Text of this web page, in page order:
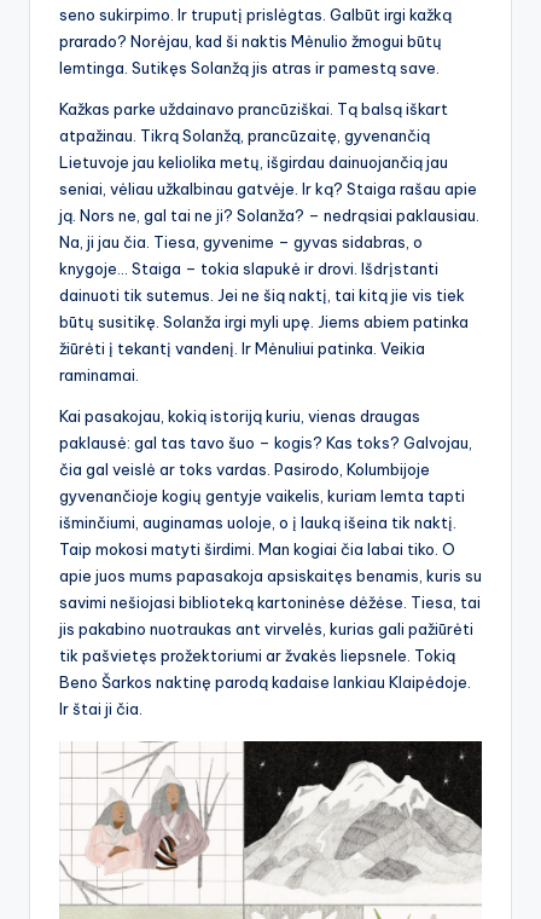
seno sukirpimo. Ir truputį prislėgtas. Galbūt irgi kažką
prarado? Norėjau, kad ši naktis Mėnulio žmogui būtų
lemtinga. Sutikęs Solanžą jis atras ir pamestą save.
Kažkas parke uždainavo prancūziškai. Tą balsą iškart
atpažinau. Tikrą Solanžą, prancūzaitę, gyvenančią
Lietuvoje jau keliolika metų, išgirdau dainuojančią jau
seniai, vėliau užkalbinau gatvėje. Ir ką? Staiga rašau apie
ją. Nors ne, gal tai ne ji? Solanža? – nedrąsiai paklausiau.
Na, ji jau čia. Tiesa, gyvenime – gyvas sidabras, o
knygoje… Staiga – tokia slapukė ir drovi. Išdrįstanti
dainuoti tik sutemus. Jei ne šią naktį, tai kitą jie vis tiek
būtų susitikę. Solanža irgi myli upę. Jiems abiem patinka
žiūrėti į tekantį vandenį. Ir Mėnuliui patinka. Veikia
raminamai.
Kai pasakojau, kokią istoriją kuriu, vienas draugas
paklausė: gal tas tavo šuo – kogis? Kas toks? Galvojau,
čia gal veislė ar toks vardas. Pasirodo, Kolumbijoje
gyvenančioje kogių gentyje vaikelis, kuriam lemta tapti
išminčiumi, auginamas uoloje, o į lauką išeina tik naktį.
Taip mokosi matyti širdimi. Man kogiai čia labai tiko. O
apie juos mums papasakoja apsiskaitęs benamis, kuris su
savimi nešiojasi biblioteką kartoninėse dėžėse. Tiesa, tai
jis pakabino nuotraukas ant virvelės, kurias gali pažiūrėti
tik pašvietęs prožektoriumi ar žvakės liepsnele. Tokią
Beno Šarkos naktinę parodą kadaise lankiau Klaipėdoje.
Ir štai ji čia.